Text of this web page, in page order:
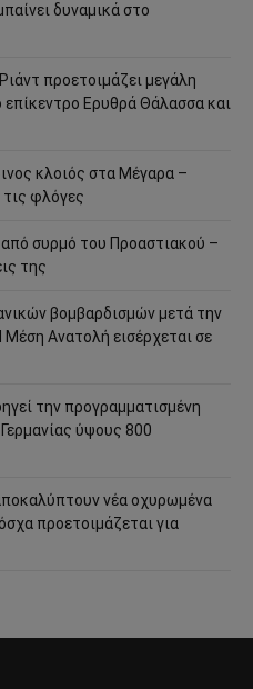
δυναμικά στο
προετοιμάζει μεγάλη
Ερυθρά Θάλασσα και
κλοιός στα Μέγαρα –
τις φλόγες
συρμό του Προαστιακού –
της
βομβαρδισμών μετά την
Μέση Ανατολή εισέρχεται σε
την προγραμματισμένη
ύψους 800
νέα οχυρωμένα
προετοιμάζεται για